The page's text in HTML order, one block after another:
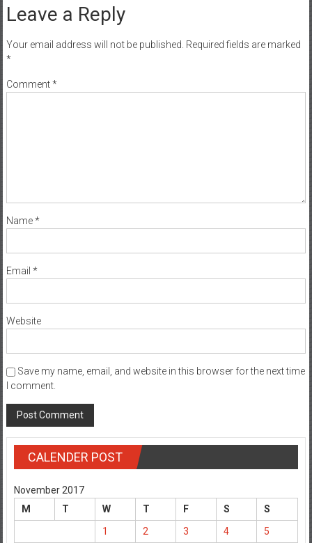
Leave a Reply
Your email address will not be published. Required fields are marked
*
Comment*
Name*
Email *
Website
Save my name, email, and website in this browser for the next time
I comment.
CALENDER POST
November 2017
M
T W T F S
S
1
2 3 4 5